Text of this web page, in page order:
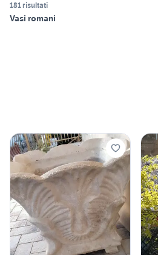
181 risultati
Vasi romani